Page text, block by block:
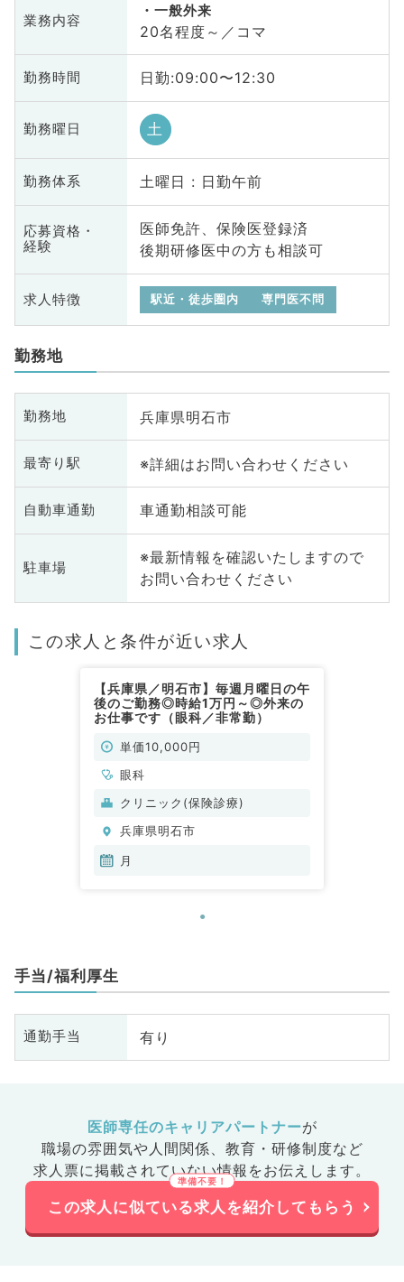
業務内容
一般外来
20名程度～／コマ
勤務時間 日勤:09:00〜12:30
勤務曜日 土
勤務体系 土曜日 : 日勤午前
応募資格・
経験
医師免許、保険医登録済
後期研修医中の方も相談可
求人特徴 駅近・徒歩圏内 専門医不問
勤務地
勤務地 兵庫県明石市
最寄り駅 ※詳細はお問い合わせください
自動車通勤 車通勤相談可能
駐車場
※最新情報を確認いたしますので
お問い合わせください
この求人と条件が近い求人
【兵庫県／明石市】毎週月曜日の午
後のご勤務◎時給1万円～◎外来の
お仕事です（眼科／非常勤）
単価10,000円
眼科
クリニック(保険診療)
兵庫県明石市
月
手当/福利厚生
通勤手当 有り
医師専任のキャリアパートナーが
職場の雰囲気や人間関係、 教育・研修制度など
求人票に掲載されていない情報をお伝えします。
この求人に似ている求人を紹介してもらう